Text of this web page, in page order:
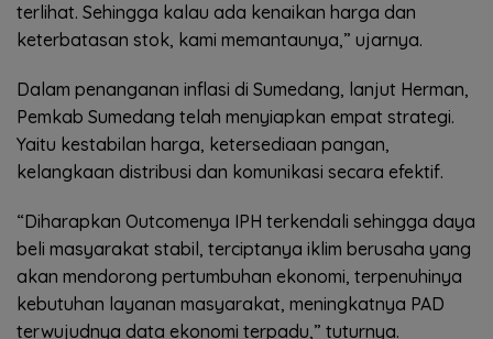
terlihat. Sehingga kalau ada kenaikan harga dan
keterbatasan stok, kami memantaunya,” ujarnya.
Dalam penanganan inflasi di Sumedang, lanjut Herman,
Pemkab Sumedang telah menyiapkan empat strategi.
Yaitu kestabilan harga, ketersediaan pangan,
kelangkaan distribusi dan komunikasi secara efektif.
“Diharapkan Outcomenya IPH terkendali sehingga daya
beli masyarakat stabil, terciptanya iklim berusaha yang
akan mendorong pertumbuhan ekonomi, terpenuhinya
kebutuhan layanan masyarakat, meningkatnya PAD
terwujudnya data ekonomi terpadu,” tuturnya.